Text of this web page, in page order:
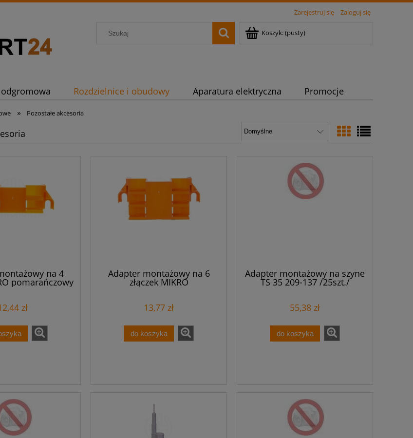
Zarejestruj się Zaloguj się
Koszyk:(pusty)
Rozdzielnice i obudowy Aparatura elektryczna Promocje
» Pozostałe akcesoria
na 4
pomarańczowy
/10szt./
zł
Adapter montażowy na 6
złączek MIKRO
pomarańczowy 243-113
13,77 zł
do koszyka
Adapter montażowy na szyne
TS 35 209-137 /25szt./
55,38 zł
do koszyka